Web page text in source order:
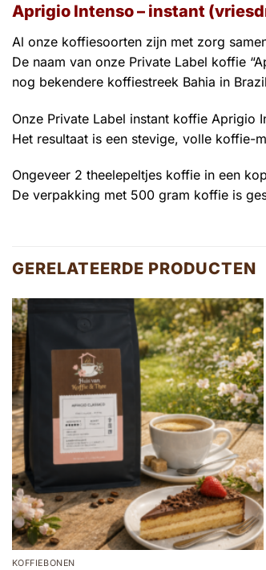
Aprigio Intenso – instant
Al onze koffiesoorten zijn met zorg
De naam van onze Private Label koffie
nog bekendere koffiestreek Bahia in
Onze Private Label instant koffie Aprigio
Het resultaat is een stevige, volle koffie-
Ongeveer 2 theelepeltjes koffie in een
De verpakking met 500 gram koffie is
GERELATEERDE PRODUCTEN
KOFFIEBONEN